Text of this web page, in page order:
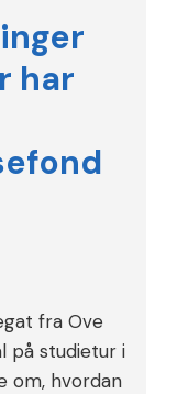
har
fra Ove
på studietur i
om, hvordan